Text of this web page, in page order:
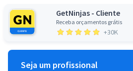
GetNinjas - Cliente
Receba orçamentos grátis
+30K
Seja um profissional